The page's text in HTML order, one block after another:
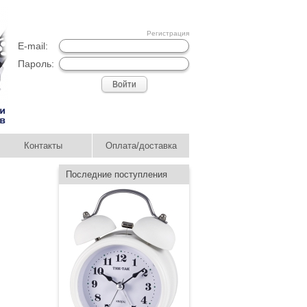
Регистрация
E-mail:
Пароль:
Контакты Оплата/доставка
Последние поступления